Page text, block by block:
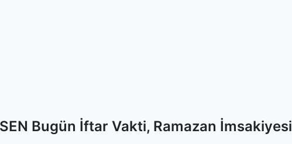
Bugün İftar Vakti, Ramazan İmsakiyesi